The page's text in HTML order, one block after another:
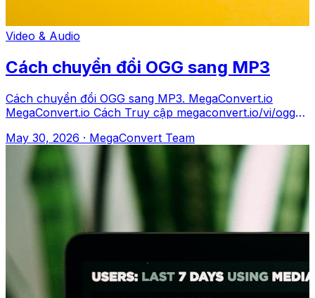
Video & Audio
Cách chuyển đổi OGG sang MP3
Cách chuyển đổi OGG sang MP3. MegaConvert.io
MegaConvert.io Cách Truy cập megaconvert.io/vi/ogg-
May 30, 2026 · MegaConvert Team